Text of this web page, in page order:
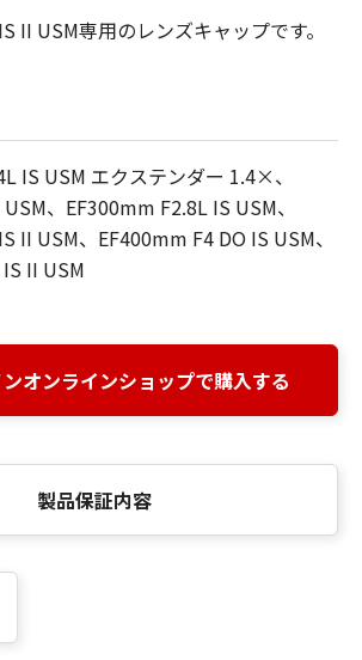
II USM専用のレンズキャップです。
IS USM エクステンダー 1.4×、
、EF300mm F2.8L IS USM、
II USM、EF400mm F4 DO IS USM、
II USM
オンラインショップで購入する
製品保証内容